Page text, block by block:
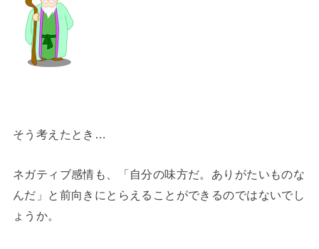
そう考えたとき…
ネガティブ感情も、「自分の味方だ。ありがたいものな
んだ」と前向きにとらえることができるのではないでし
ょうか。